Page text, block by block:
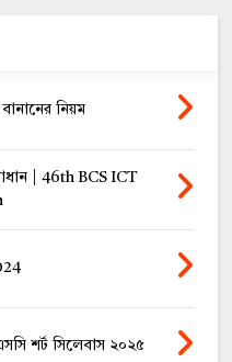
নিয়ম
| 46th BCS ICT
শর্ট সিলেবাস ২০২৫